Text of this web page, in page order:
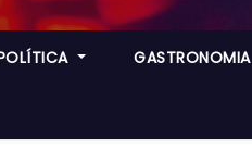
GASTRONOMIA